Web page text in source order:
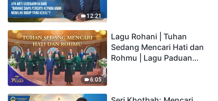
12:21
6:05
Lagu Rohani | Tuhan
Sedang Mencari Hati dan
Rohmu | Lagu Paduan